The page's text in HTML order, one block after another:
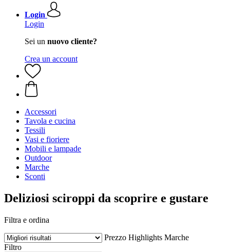
Login
Login
Sei un nuovo cliente?
Crea un account
Accessori
Tavola e cucina
Tessili
Vasi e fioriere
Mobili e lampade
Outdoor
Marche
Sconti
Deliziosi sciroppi da scoprire e gustare
Filtra e ordina
Prezzo Highlights Marche
Filtro